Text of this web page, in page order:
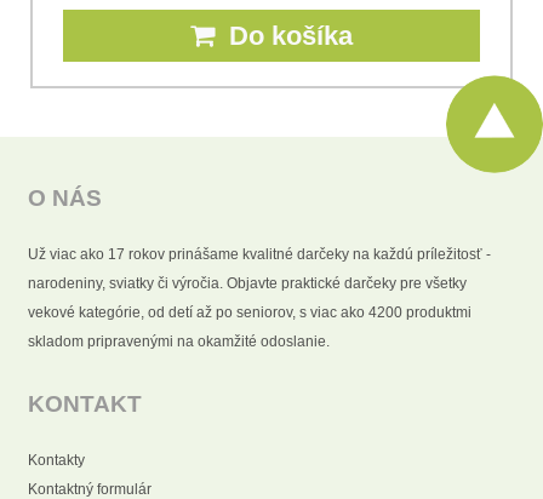
Do košíka
O NÁS
Už viac ako 17 rokov prinášame kvalitné darčeky na každú príležitosť -
narodeniny, sviatky či výročia. Objavte praktické darčeky pre všetky
vekové kategórie, od detí až po seniorov, s viac ako 4200 produktmi
skladom pripravenými na okamžité odoslanie.
KONTAKT
Kontakty
Kontaktný formulár